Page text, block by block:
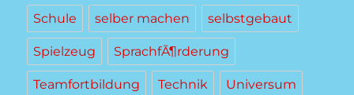
Schule selber machen selbstgebaut
Spielzeug SprachfÃ¶rderung
Teamfortbildung Technik Universum